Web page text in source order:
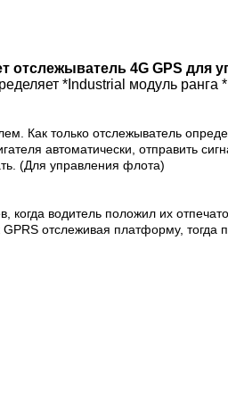
отслежыватель 4G GPS для
*Industrial модуль ранга
Как только отслежыватель
автоматически, отправить
(Для управления флота)
водитель положил их
отслеживая платформу, тогда